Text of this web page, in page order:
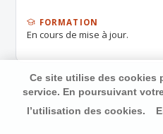
FORMATION
En cours de mise à jour.
Ce site utilise des cookies
service. En poursuivant
l’utilisation des cookies.